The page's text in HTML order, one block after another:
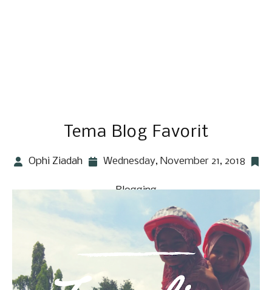
Tema Blog Favorit
Ophi Ziadah Wednesday, November 21, 2018
Blogging